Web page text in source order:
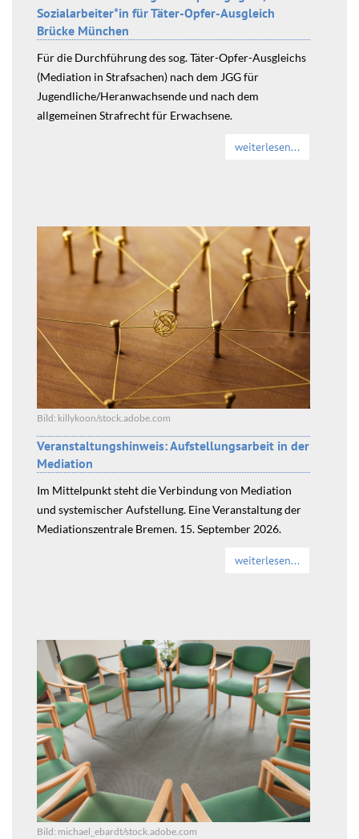
Sozialarbeiter*in für Täter-Opfer-Ausgleich
Brücke München
Für die Durchführung des sog. Täter-Opfer-Ausgleichs
(Mediation in Strafsachen) nach dem JGG für
Jugendliche/Heranwachsende und nach dem
allgemeinen Strafrecht für Erwachsene.
weiterlesen...
Bild: killykoon/stock.adobe.com
Veranstaltungshinweis: Aufstellungsarbeit in der
Mediation
Im Mittelpunkt steht die Verbindung von Mediation
und systemischer Aufstellung. Eine Veranstaltung der
Mediationszentrale Bremen. 15. September 2026.
weiterlesen...
Bild: michael_ebardt/stock.adobe.com